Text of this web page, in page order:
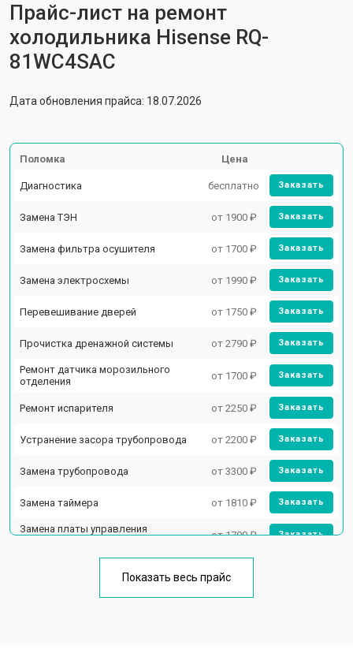
Прайс-лист на ремонт
холодильника Hisense RQ-
81WC4SAC
Дата обновления прайса: 18.07.2026
Поломка Цена
Диагностика бесплатно Заказать
Замена ТЭН от 1900 ₽ Заказать
Замена фильтра осушителя от 1700 ₽ Заказать
Замена электросхемы от 1990 ₽ Заказать
Перевешивание дверей от 1750 ₽ Заказать
Прочистка дренажной системы от 2790 ₽ Заказать
Ремонт датчика морозильного
отделения
от 1700 ₽ Заказать
Ремонт испарителя от 2250 ₽ Заказать
Устранение засора трубопровода от 2200 ₽ Заказать
Замена трубопровода от 3300 ₽ Заказать
Замена таймера от 1810 ₽ Заказать
Замена платы управления
от 1700 ₽ Заказать
Ремонт/замена датчика
Замена термостата от 1700 ₽
Показать весь прайс